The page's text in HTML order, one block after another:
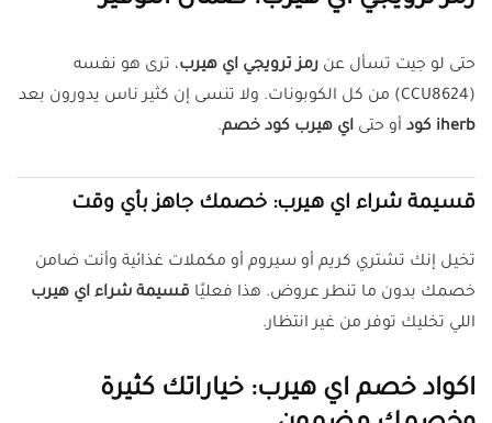
حتى لو جيت تسأل عن رمز ترويجي اي هيرب، ترى هو نفسه
(CCU8624) من كل الكوبونات. ولا تنسى إن كثير ناس يدورون بعد
iherb كود
أو حتى اي هيرب كود خصم.
قسيمة شراء اي هيرب: خصمك جاهز بأي وقت
تخيل إنك تشتري كريم أو سيروم أو مكملات غذائية وأنت ضامن
خصمك بدون ما تنطر عروض. هذا فعليًا قسيمة شراء اي هيرب
اللي تخليك توفر من غير انتظار.
اكواد خصم اي هيرب: خياراتك كثيرة